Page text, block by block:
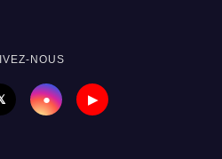
NOUS
● ▶